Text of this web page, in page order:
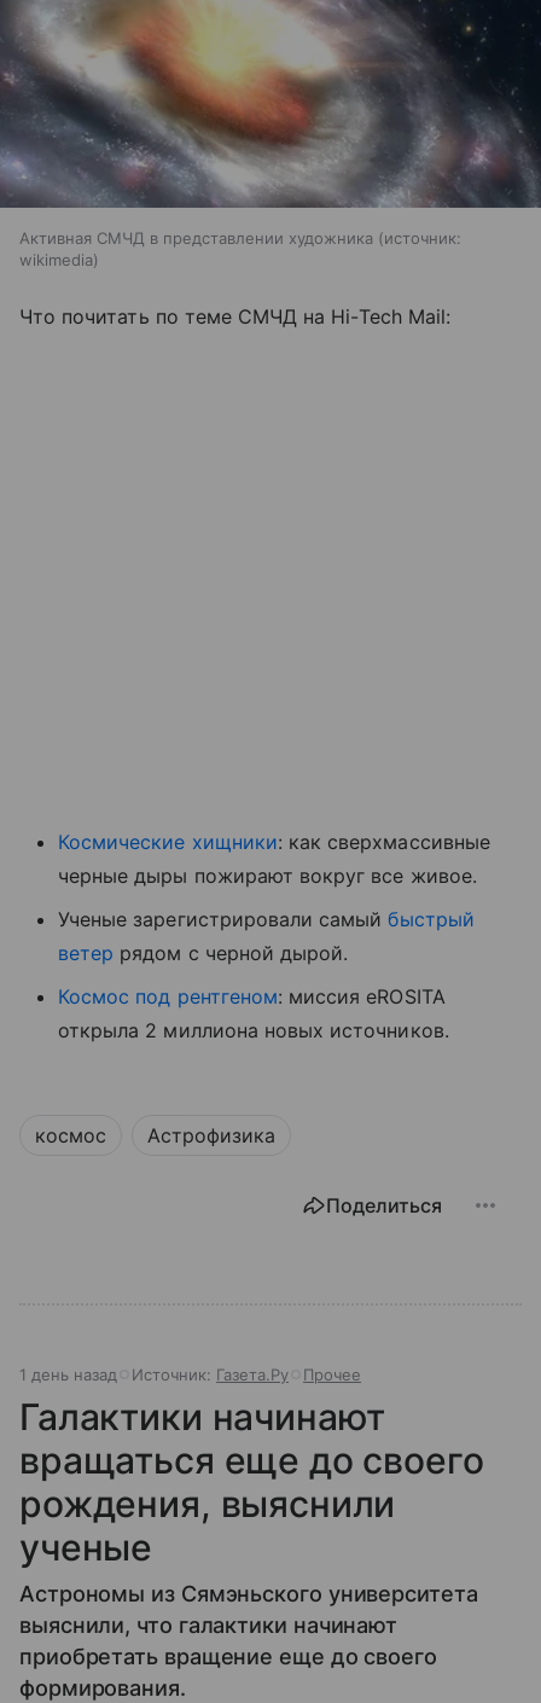
Активная СМЧД в представлении художника
источник:
wikimedia
Что почитать по теме СМЧД на Hi-Tech Mail:
Космические хищники: как сверхмассивные
черные дыры пожирают вокруг все живое.
Ученые зарегистрировали самыйбыстрый
ветер рядом с черной дырой.
Космос под рентгеном: миссия eROSITA
открыла 2 миллиона новых источников.
космос Астрофизика
Поделиться
1 день назад Источник: Газета.Ру Прочее
Галактики начинают
вращаться еще до своего
рождения, выяснили
ученые
Астрономы из Сямэньского университета
выяснили, что галактики начинают
приобретать вращение еще до своего
формирования.